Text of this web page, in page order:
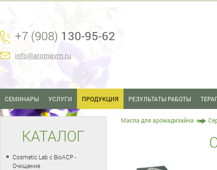
+7 (908) 130-95-62
info@aromavrn.ru
СЕМИНАРЫ УСЛУГИ ПРОДУКЦИЯ РЕЗУЛЬТАТЫ РАБОТЫ
Масла для аромадизайна
КАТАЛОГ
Cosmetic Lab с BioACP -
Очищение